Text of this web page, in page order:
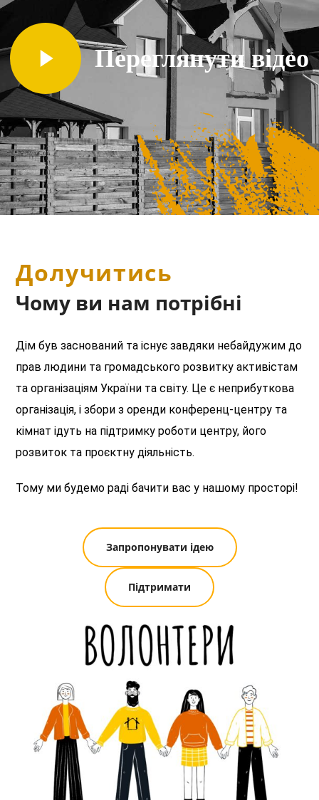
Переглянути відео
Долучитись
Чому ви нам потрібні
Дім був заснований та існує завдяки небайдужим до
прав людини та громадського розвитку активістам
та організаціям України та світу. Це є неприбуткова
організація, і збори з оренди конференц-центру та
кімнат ідуть на підтримку роботи центру, його
розвиток та проєктну діяльність.
Тому ми будемо раді бачити вас у нашому просторі!
Запропонувати ідею
Підтримати